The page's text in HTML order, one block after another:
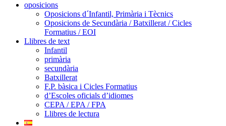
oposicions
Oposicions d´Infantil, Primària i Tècnics
Oposicions de Secundària / Batxillerat / Cicles
Formatius / EOI
Llibres de text
Infantil
primària
secundària
Batxillerat
F.P. bàsica i Cicles Formatius
d’Escoles oficials d’idiomes
CEPA / EPA / FPA
Llibres de lectura